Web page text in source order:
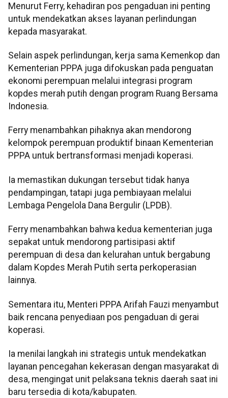
Menurut Ferry, kehadiran pos pengaduan ini penting
untuk mendekatkan akses layanan perlindungan
kepada masyarakat.
Selain aspek perlindungan, kerja sama Kemenkop dan
Kementerian PPPA juga difokuskan pada penguatan
ekonomi perempuan melalui integrasi program
kopdes merah putih dengan program Ruang Bersama
Indonesia.
Ferry menambahkan pihaknya akan mendorong
kelompok perempuan produktif binaan Kementerian
PPPA untuk bertransformasi menjadi koperasi.
Ia memastikan dukungan tersebut tidak hanya
pendampingan, tatapi juga pembiayaan melalui
Lembaga Pengelola Dana Bergulir (LPDB).
Ferry menambahkan bahwa kedua kementerian juga
sepakat untuk mendorong partisipasi aktif
perempuan di desa dan kelurahan untuk bergabung
dalam Kopdes Merah Putih serta perkoperasian
lainnya.
Sementara itu, Menteri PPPA Arifah Fauzi menyambut
baik rencana penyediaan pos pengaduan di gerai
koperasi.
Ia menilai langkah ini strategis untuk mendekatkan
layanan pencegahan kekerasan dengan masyarakat di
desa, mengingat unit pelaksana teknis daerah saat ini
baru tersedia di kota/kabupaten.